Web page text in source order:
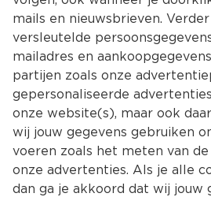
mails en nieuwsbrieven.
versleutelde
mailadres en
partijen zoals onze
gepersonaliseerde
onze website(s), maar ook
wij jouw gegevens gebruiken
voeren zoals het meten van
onze advertenties. Als je alle
dan ga je akkoord dat wij jouw